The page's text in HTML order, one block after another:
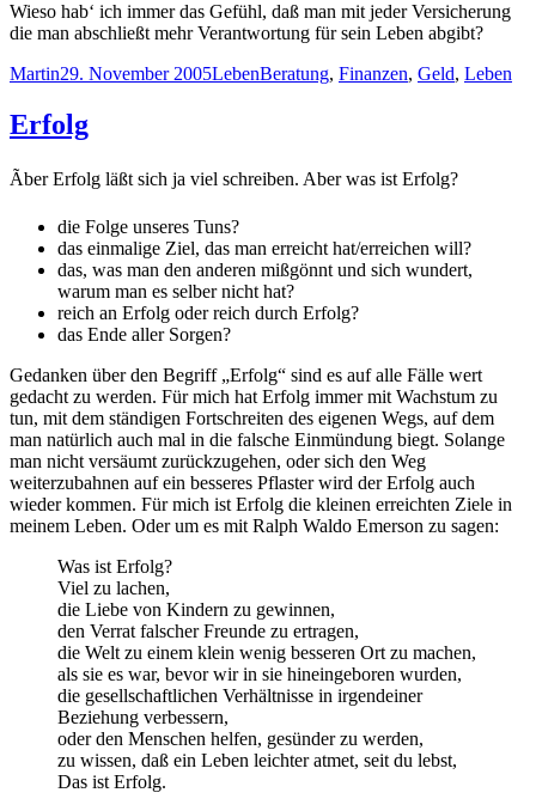
Wieso hab‘ ich immer das Gefühl, daß man mit jeder Versicherung
die man abschließt mehr Verantwortung für sein Leben abgibt?
Autor
MartinVeröffentlicht
29. November 2005Kategorien
LebenSchlagwörter
Beratung, Finanzen, Geld, Leben
Erfolg
Ãber Erfolg läßt sich ja viel schreiben. Aber was ist Erfolg?
die Folge unseres Tuns?
das einmalige Ziel, das man erreicht hat/erreichen will?
das, was man den anderen mißgönnt und sich wundert,
warum man es selber nicht hat?
reich an Erfolg oder reich durch Erfolg?
das Ende aller Sorgen?
Gedanken über den Begriff „Erfolg“ sind es auf alle Fälle wert
gedacht zu werden. Für mich hat Erfolg immer mit Wachstum zu
tun, mit dem ständigen Fortschreiten des eigenen Wegs, auf dem
man natürlich auch mal in die falsche Einmündung biegt. Solange
man nicht versäumt zurückzugehen, oder sich den Weg
weiterzubahnen auf ein besseres Pflaster wird der Erfolg auch
wieder kommen. Für mich ist Erfolg die kleinen erreichten Ziele in
meinem Leben. Oder um es mit Ralph Waldo Emerson zu sagen:
Was ist Erfolg?
Viel zu lachen,
die Liebe von Kindern zu gewinnen,
den Verrat falscher Freunde zu ertragen,
die Welt zu einem klein wenig besseren Ort zu machen,
als sie es war, bevor wir in sie hineingeboren wurden,
die gesellschaftlichen Verhältnisse in irgendeiner
Beziehung verbessern,
oder den Menschen helfen, gesünder zu werden,
zu wissen, daß ein Leben leichter atmet, seit du lebst,
Das ist Erfolg.